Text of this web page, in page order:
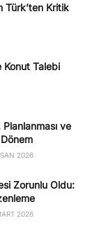
Türk’ten Kritik
Konut Talebi
Planlanması ve
Dönem
2026
Zorunlu Oldu:
2026